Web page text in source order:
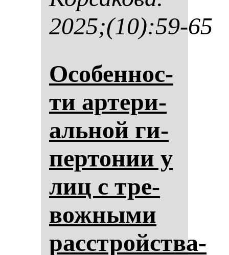
2025;(10):59-65
Осо­бен­нос­
ти ар­те­ри­
аль­ной ги­
пер­то­нии у
лиц с тре­
вож­ны­ми
расстройства­